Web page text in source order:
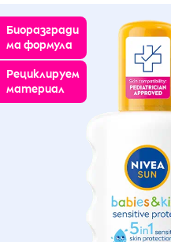
Биоразгради
ма формула
Рециклируем
материал